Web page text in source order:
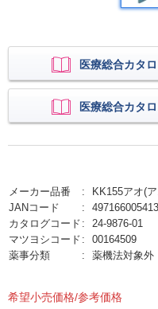
医療総合カタ
医療総合カタ
メーカー品番
KK155アオ(
JANコード
カタログコード
24-9876-01
マツヨシコード
00164509
薬事分類
薬機法対象外
希望小売価格/参考価格